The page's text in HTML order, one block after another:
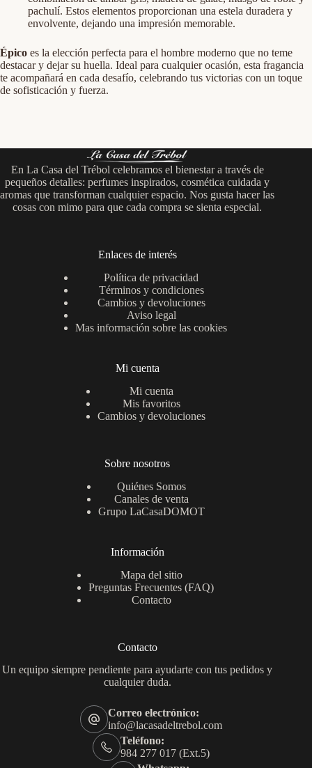
pachulí. Estos elementos proporcionan una estela duradera y
envolvente, dejando una impresión memorable.
Épico es la elección perfecta para el hombre moderno que no teme
destacar y dejar su huella. Ideal para cualquier ocasión, esta fragancia
te acompañará en cada desafío, celebrando tus victorias con un toque
de sofisticación y fuerza.
En La Casa del Trébol celebramos el bienestar a través de
pequeños detalles: perfumes inspirados, cosmética cuidada y
aromas que transforman cualquier espacio. Nos gusta hacer las
cosas con mimo para que cada compra se sienta especial.
Enlaces de interés
Política de privacidad
Términos y condiciones
Cambios y devoluciones
Aviso legal
Mas información sobre las cookies
Mi cuenta
Mi cuenta
Mis favoritos
Cambios y devoluciones
Sobre nosotros
Quiénes Somos
Canales de venta
Grupo LaCasaDOMOT
Información
Mapa del sitio
Preguntas Frecuentes (FAQ)
Contacto
Contacto
Un equipo siempre pendiente para ayudarte con tus pedidos y
cualquier duda.
Correo electrónico:
info@lacasadeltrebol.com
Teléfono:
984 277 017 (Ext.5)